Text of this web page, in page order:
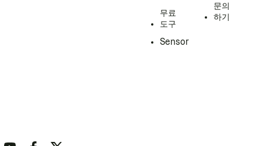
무료
도구
Sensor
문의
하기